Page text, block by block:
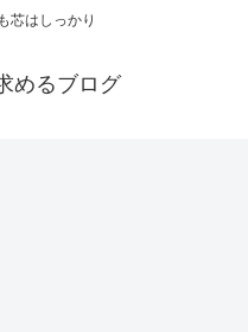
芯はしっかり
めるブログ